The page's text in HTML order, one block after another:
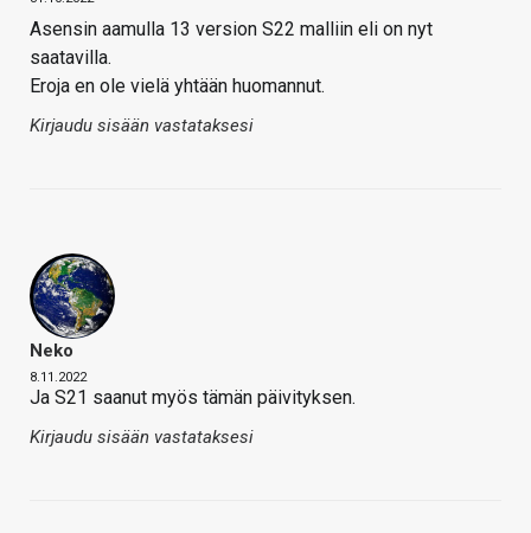
Asensin aamulla 13 version S22 malliin eli on nyt
saatavilla.
Eroja en ole vielä yhtään huomannut.
Kirjaudu sisään vastataksesi
Neko
8.11.2022
Ja S21 saanut myös tämän päivityksen.
Kirjaudu sisään vastataksesi